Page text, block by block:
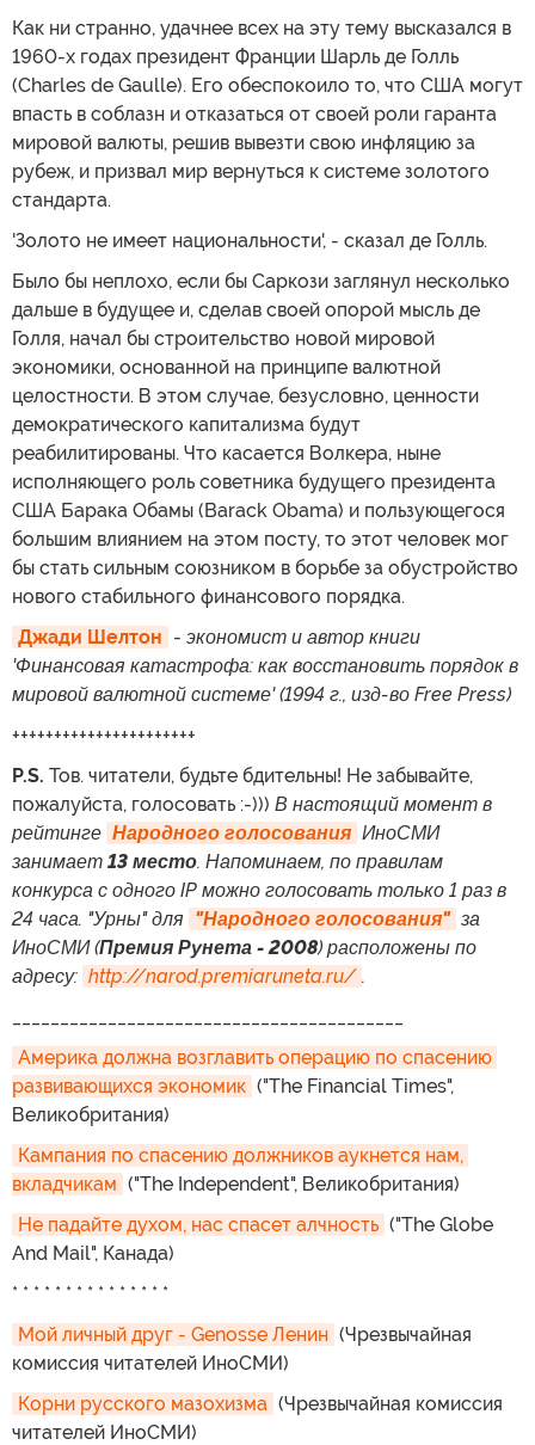
Как ни странно, удачнее всех на эту тему высказался в
1960-х годах президент Франции Шарль де Голль
(Charles de Gaulle). Его обеспокоило то, что США могут
впасть в соблазн и отказаться от своей роли гаранта
мировой валюты, решив вывезти свою инфляцию за
рубеж, и призвал мир вернуться к системе золотого
стандарта.
'Золото не имеет национальности', - сказал де Голль.
Было бы неплохо, если бы Саркози заглянул несколько
дальше в будущее и, сделав своей опорой мысль де
Голля, начал бы строительство новой мировой
экономики, основанной на принципе валютной
целостности. В этом случае, безусловно, ценности
демократического капитализма будут
реабилитированы. Что касается Волкера, ныне
исполняющего роль советника будущего президента
США Барака Обамы (Barack Obama) и пользующегося
большим влиянием на этом посту, то этот человек мог
бы стать сильным союзником в борьбе за обустройство
нового стабильного финансового порядка.
Джади Шелтон - экономист и автор книги
'Финансовая катастрофа: как восстановить порядок в
мировой валютной системе' (1994 г., изд-во Free Press)
++++++++++++++++++++++
P.S. Тов. читатели, будьте бдительны! Не забывайте,
пожалуйста, голосовать :-))) В настоящий момент в
рейтинге Народного голосования ИноСМИ
занимает 13 место. Напоминаем, по правилам
конкурса с одного IP можно голосовать только 1 раз в
24 часа. "Урны" для "Народного голосования" за
ИноСМИ (Премия Рунета - 2008) расположены по
адресу: http://narod.premiaruneta.ru/ .
Америка должна возглавить операцию по спасению
развивающихся экономик ("The Financial Times",
Великобритания)
Кампания по спасению должников аукнется нам,
вкладчикам ("The Independent", Великобритания)
Не падайте духом, нас спасет алчность ("The Globe
And Mail", Канада)
* * * * * * * * * * * * * * *
Мой личный друг - Genosse Ленин (Чрезвычайная
комиссия читателей ИноСМИ)
Корни русского мазохизма (Чрезвычайная комиссия
читателей ИноСМИ)